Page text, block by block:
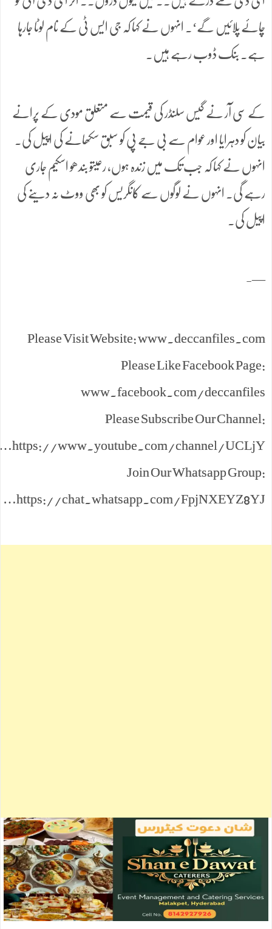
چائے پلائیں گے‘۔ انہوں نے کہا کہ جی ایس ٹی کے نام لوٹا جارہا
ہے۔ بنک ڈوب رہے ہیں۔
کے سی آر نے گیس سلنڈر کی قیمت سے متعلق مودی کے پرانے
بیان کو دہرایا اور عوام سے بی جے پی کو سبق سکھانے کی اپیل کی۔
انہوں نے کہا کہ جب تک میں زندہ ہوں، رعیتو بندھو اسکیم جاری
رہے گی۔ انہوں نے لوگوں سے کانگریس کو بھی ووٹ نہ دینے کی
اپیل کی۔
—-
Please Visit Website: www.deccanfiles.com
Please Like Facebook Page:
www.facebook.com/deccanfiles
Please Subscribe Our Channel:
https://www.youtube.com/channel/UCLjY…
Join Our Whatsapp Group:
https://chat.whatsapp.com/FpjNXEYZ8YJ…